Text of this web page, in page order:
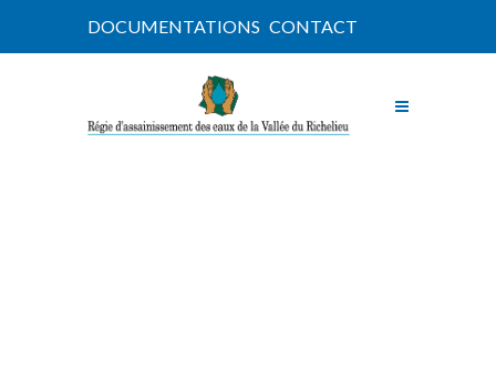
DOCUMENTATIONS CONTACT